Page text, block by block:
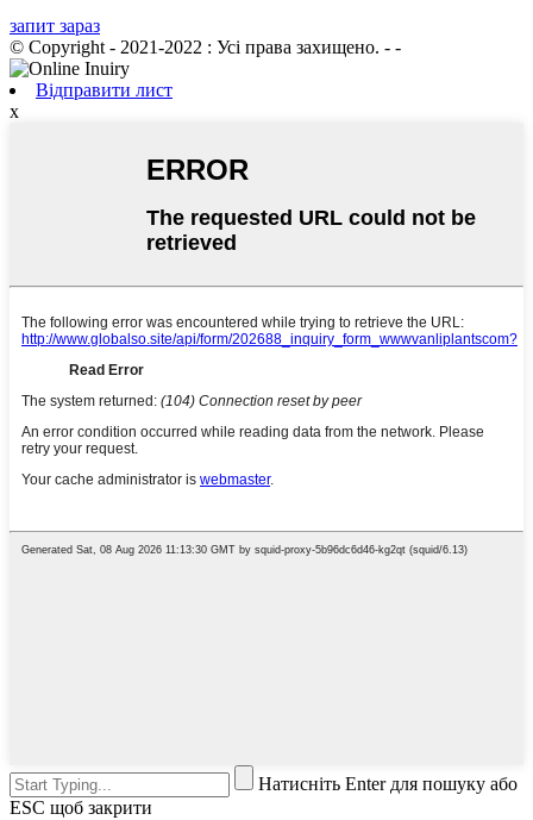
запит зараз
© Copyright - 2021-2022 : Усі права захищено. - -
Відправити лист
x
Натисніть Enter для пошуку або
ESC щоб закрити